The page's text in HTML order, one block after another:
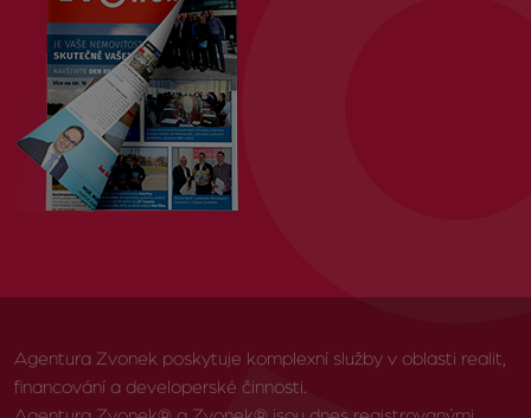
Agentura Zvonek poskytuje komplexní služby v oblasti realit,
financování a developerské činnosti.